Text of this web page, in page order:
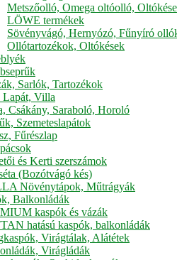
Metszőolló, Omega oltóolló,
LÖWE termékek
Sövényvágó, Hernyózó, Fűnyíró
Ollótartozékok, Oltókések
Sarlók, Tartozékok
Lapát, Villa
Csákány, Saraboló, Horoló
Szemeteslapátok
Fűrészlap
és Kerti szerszámok
(Bozótvágó kés)
Növénytápok, Műtrágyák
Balkonládák
kaspók és vázák
hatású kaspók, balkonládák
Virágtálak, Alátétek
Virágládák